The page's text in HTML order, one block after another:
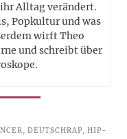
Alltag verändert.
Popkultur und was
wirft Theo
und schreibt über
, DEUTSCHRAP,HIP-